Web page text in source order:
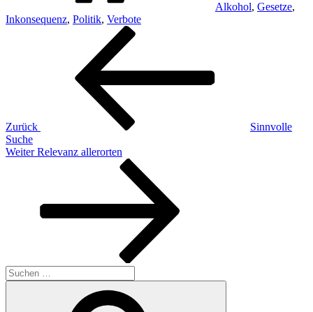
Alkohol, Gesetze,
Inkonsequenz, Politik, Verbote
Beitragsnavigation
Zurück
Sinnvolle
Suche
Nächster
Weiter Relevanz allerorten
Suchen
nach: